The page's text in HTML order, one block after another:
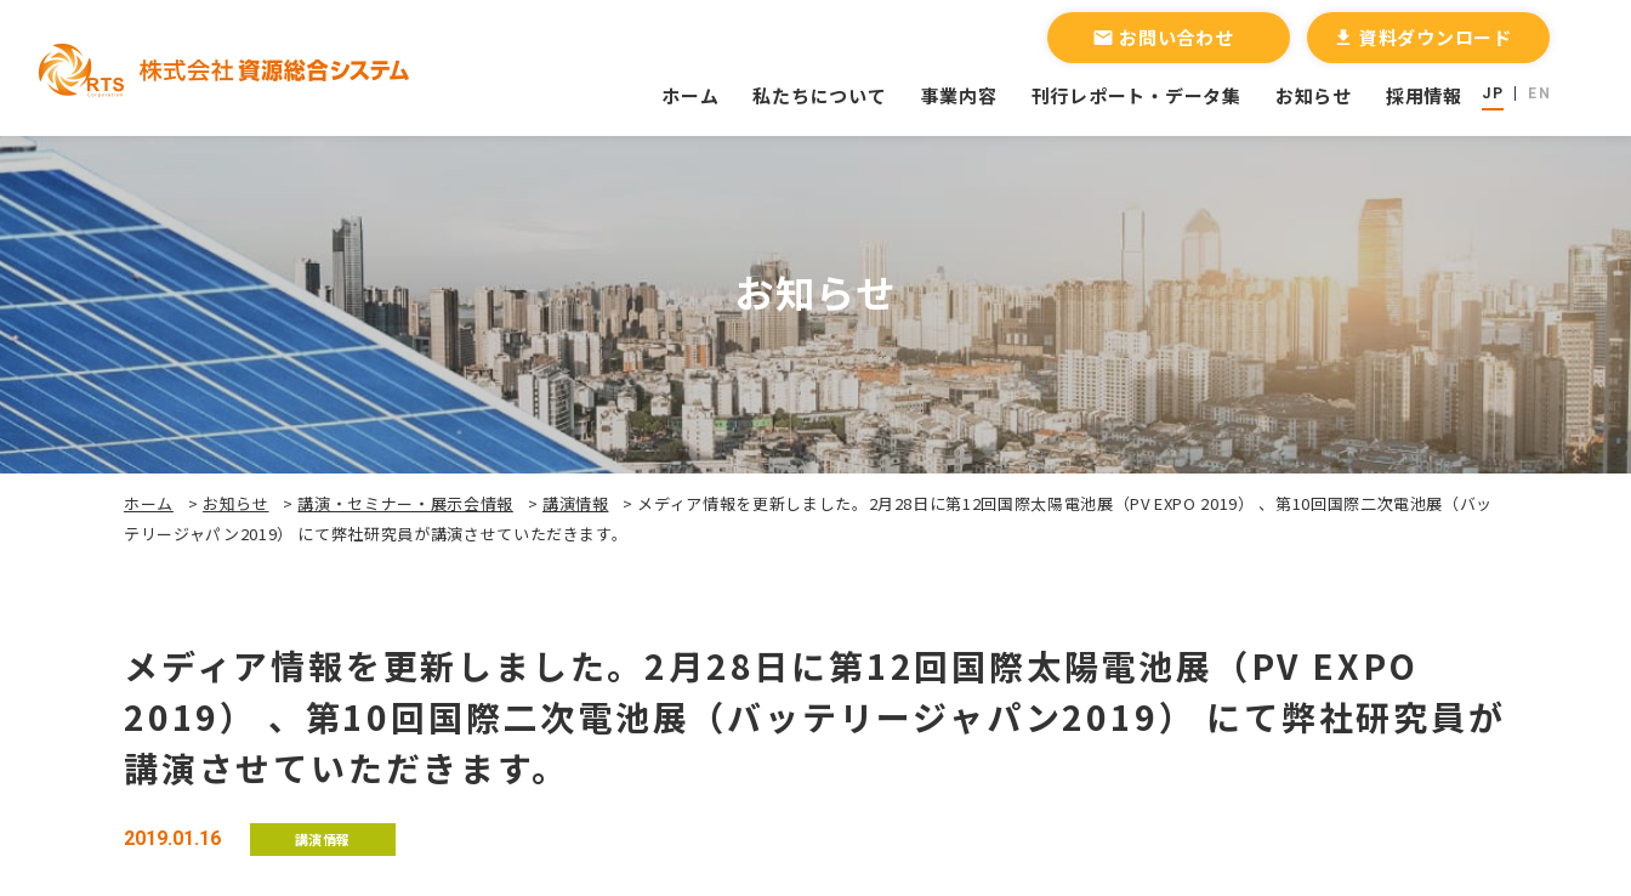
ホーム 私たちについて 事業内容 刊行レポート・データ集 お知らせ 採用情報 JP EN
email お問い合わせ file_download 資料ダウンロード
お知らせ
ホーム > お知らせ >講演・セミナー・展示会情報 > 講演情報 > メディア情報を更新しました。2月28日に第12回国際太陽電池展（PV EXPO 2019） 、第10回国際二次電池展（バッ
テリージャパン2019） にて弊社研究員が講演させていただきます。
メディア情報を更新しました。2月28日に第12回国際太陽電池展（PV EXPO
2019） 、第10回国際二次電池展（バッテリージャパン2019） にて弊社研究員が
講演させていただきます。
2019.01.16 講演情報